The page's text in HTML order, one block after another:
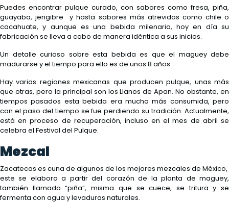
Puedes encontrar pulque curado, con sabores como fresa, piña,
guayaba, jengibre y hasta sabores más atrevidos como chile o
cacahuate, y aunque es una bebida milenaria, hoy en día su
fabricación se lleva a cabo de manera idéntica a sus inicios.
Un detalle curioso sobre esta bebida es que el maguey debe
madurarse y el tiempo para ello es de unos 8 años.
Hay varias regiones mexicanas que producen pulque, unas más
que otras, pero la principal son los Llanos de Apan. No obstante, en
tiempos pasados esta bebida era mucho más consumida, pero
con el paso del tiempo se fue perdiendo su tradición. Actualmente,
está en proceso de recuperación, incluso en el mes de abril se
celebra el Festival del Pulque.
Mezcal
Zacatecas es cuna de algunos de los mejores mezcales de México,
este se elabora a partir del corazón de la planta de maguey,
también llamado “piña”, misma que se cuece, se tritura y se
fermenta con agua y levaduras naturales.